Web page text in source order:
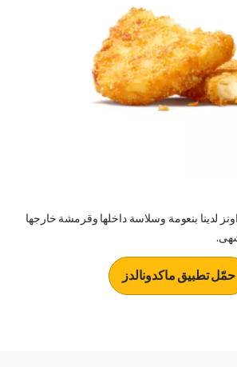
لدينا بنعومة وسلاسة داخلها وقرمشة خارجها
حمّل تطبيق ماكدونالدز